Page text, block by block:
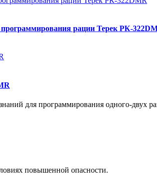
программирования рации Терек РК-
для программирования одного-двух
повышенной опасности.